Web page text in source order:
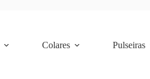
Colares Pulseiras